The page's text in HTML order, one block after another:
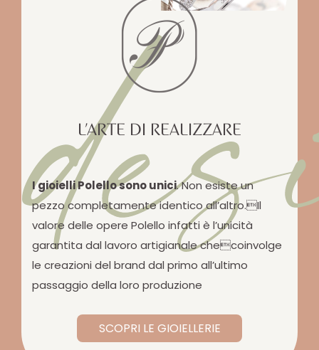
L’ARTE DI REALIZZARE
I gioielli Polello sono unici. Non esiste un
pezzo completamente identico all’altro.Il
valore delle opere Polello infatti è l’unicità
garantita dal lavoro artigianale checoinvolge
le creazioni del brand dal primo all’ultimo
passaggio della loro produzione
SCOPRI LE GIOIELLERIE